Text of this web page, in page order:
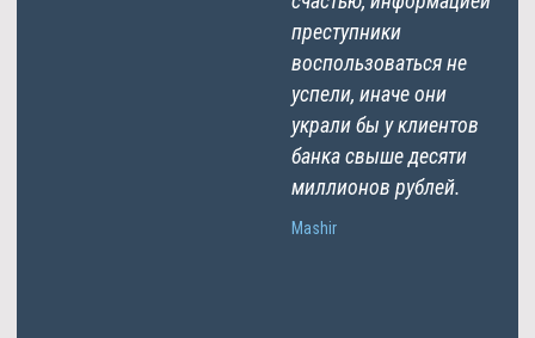
преступники
воспользоваться не
успели, иначе они
украли бы у клиентов
банка свыше десяти
миллионов рублей.
Mashir